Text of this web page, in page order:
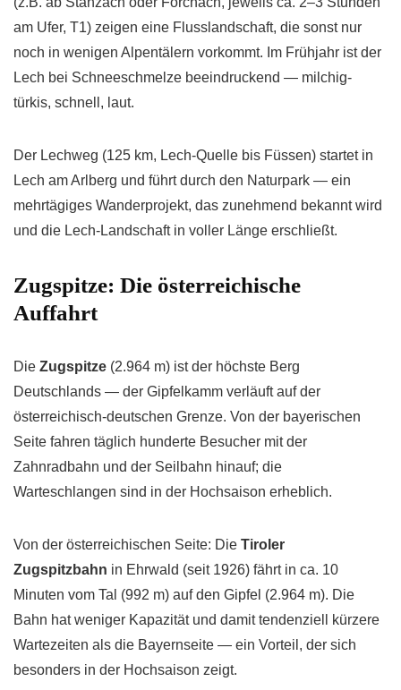
am Ufer, T1) zeigen eine Flusslandschaft, die sonst nur
noch in wenigen Alpentälern vorkommt. Im Frühjahr ist der
Lech bei Schneeschmelze beeindruckend — milchig-
türkis, schnell, laut.
Der Lechweg (125 km, Lech-Quelle bis Füssen) startet in
Lech am Arlberg und führt durch den Naturpark — ein
mehrtägiges Wanderprojekt, das zunehmend bekannt wird
und die Lech-Landschaft in voller Länge erschließt.
Zugspitze: Die österreichische
Auffahrt
Die Zugspitze (2.964 m) ist der höchste Berg
Deutschlands — der Gipfelkamm verläuft auf der
österreichisch-deutschen Grenze. Von der bayerischen
Seite fahren täglich hunderte Besucher mit der
Zahnradbahn und der Seilbahn hinauf; die
Warteschlangen sind in der Hochsaison erheblich.
Von der österreichischen Seite: Die Tiroler
Zugspitzbahn in Ehrwald (seit 1926) fährt in ca. 10
Minuten vom Tal (992 m) auf den Gipfel (2.964 m). Die
Bahn hat weniger Kapazität und damit tendenziell kürzere
Wartezeiten als die Bayernseite — ein Vorteil, der sich
besonders in der Hochsaison zeigt.